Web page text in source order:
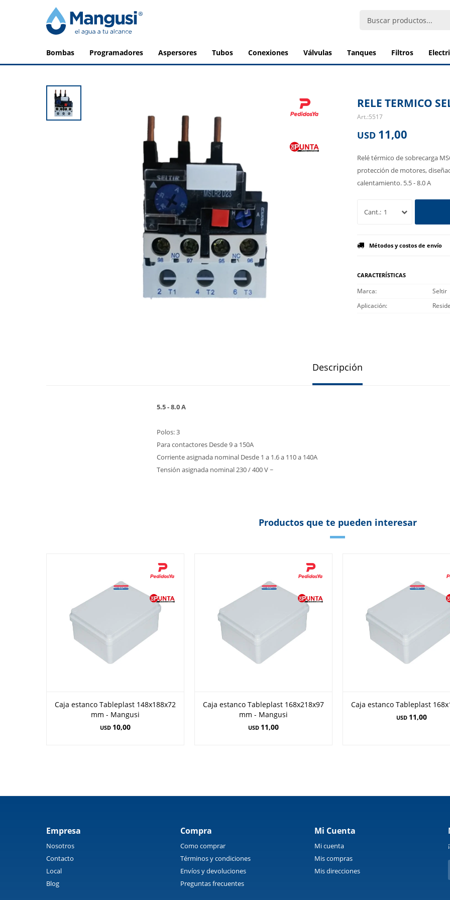
bombas programadores aspersores tubos conexiones válvulas tanques filtros
RELE TERMICO
5517
USD 11,00
Relé térmico de sobrecarga
protección de motores,
calentamiento. 5.5 - 8.0 A
1
Métodos y costos de envío
CARACTERÍSTICAS
Marca
Seltir
Aplicación
Descripción
5.5 - 8.0 A
Polos: 3
Para contactores Desde 9 a 150A
Corriente asignada nominal Desde 1 a 1.6 a 110 a 140A
Tensión asignada nominal 230 / 400 V ~
Productos que te pueden interesar
Caja estanco Tableplast 148x188x72
mm - Mangusi
USD 10,00
Caja estanco Tableplast 168x218x97
mm - Mangusi
USD 11,00
Caja estanco Tableplast
USD 11,00
Empresa
Nosotros
Contacto
Local
Blog
Compra
Como comprar
Términos y condiciones
Envíos y devoluciones
Preguntas frecuentes
Mi Cuenta
Mi cuenta
Mis compras
Mis direcciones